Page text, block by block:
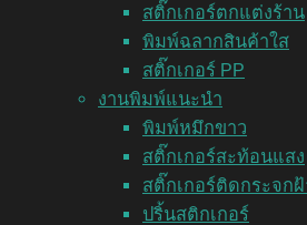
สติ๊กเกอร์ตกแต่งร้าน
พิมพ์ฉลากสินค้าใส
สติ๊กเกอร์ PP
งานพิมพ์แนะนำ
พิมพ์หมึกขาว
สติ๊กเกอร์สะท้อนแสง
สติ๊กเกอร์ติดกระจกฝ้
ปริ้นสติกเกอร์